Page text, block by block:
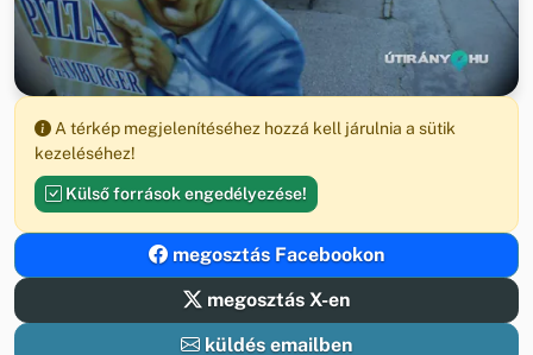
A térkép megjelenítéséhez hozzá kell járulnia a sütik
kezeléséhez!
Külső források engedélyezése!
megosztás Facebookon
megosztás X-en
küldés emailben